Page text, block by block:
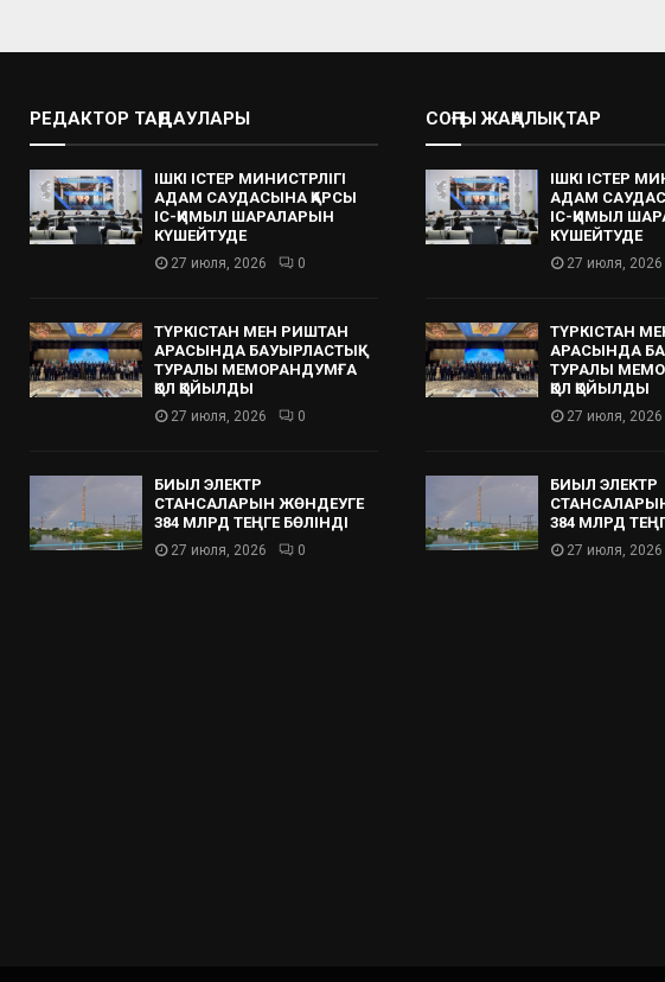
РЕДАКТОР ТАҢДАУЛАРЫ
ІШКІ ІСТЕР МИНИСТРЛІГІ
АДАМ САУДАСЫНА ҚАРСЫ
ІС-ҚИМЫЛ ШАРАЛАРЫН
КҮШЕЙТУДЕ
27 июля, 2026 0
ТҮРКІСТАН МЕН РИШТАН
АРАСЫНДА БАУЫРЛАСТЫҚ
ТУРАЛЫ МЕМОРАНДУМҒА
ҚОЛ ҚОЙЫЛДЫ
27 июля, 2026 0
БИЫЛ ЭЛЕКТР
СТАНСАЛАРЫН ЖӨНДЕУГЕ
384 МЛРД ТЕҢГЕ БӨЛІНДІ
27 июля, 2026 0
СОҢҒЫ ЖАҢАЛЫҚТАР
ІШКІ ІСТЕР
АДАМ
ІС-ҚИМЫЛ
КҮШЕЙТУДЕ
27 июля, 2026
ТҮРКІСТАН
АРАСЫНДА
ТУРАЛЫ
ҚОЛ ҚОЙЫЛДЫ
27 июля, 2026
БИЫЛ ЭЛЕКТР
384 МЛРД
27 июля, 2026